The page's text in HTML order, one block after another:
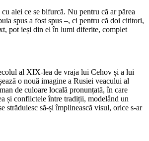
alei ce se bifurcă. Nu pentru că ar părea
spus a fost spus –, ci pentru că doi cititori,
pot ieși din el în lumi diferite, complet
al XIX‑lea de vraja lui Cehov și a lui
o nouă imagine a Rusiei veacului al
de culoare locală pronunțată, în care
și conflictele între tradiții, modelând un
străduiesc să-și împlinească visul, orice s-ar